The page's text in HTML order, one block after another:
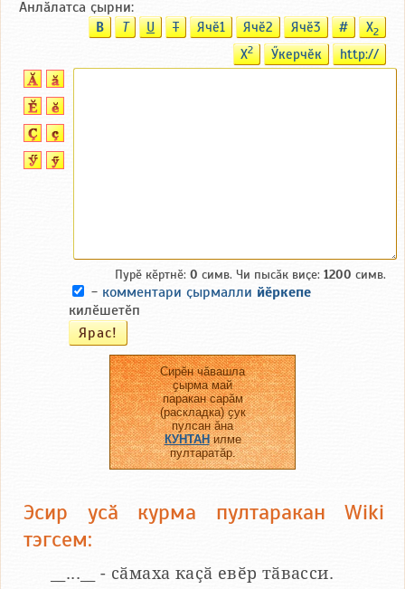
Анлӑлатса ҫырни:
B T U T Ячӗ1 Ячӗ2 Ячӗ3 # X2
X2 Ӳкерчӗк http://
Пурӗ кӗртнӗ: 0 симв. Чи пысӑк виҫе: 1200 симв.
- комментари ҫырмалли йӗркепе
килӗшетӗп
Сирӗн чӑвашла
ҫырма май
паракан сарӑм
(раскладка) ҫук
пулсан ӑна
КУНТАНилме
пултаратӑр.
Эсир усӑ курма пултаракан Wiki
тэгсем:
__...__ - сӑмаха каҫӑ евӗр тӑвасси.